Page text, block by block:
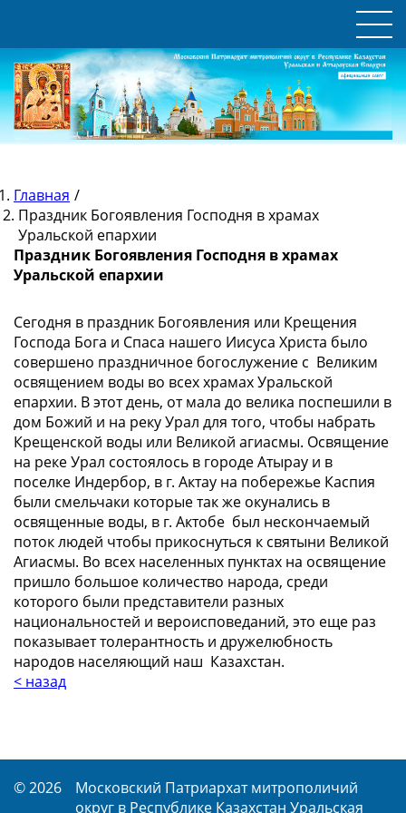
Главная /
Праздник Богоявления Господня в храмах
Уральской епархии
Праздник Богоявления Господня в храмах
Уральской епархии
Сегодня в праздник Богоявления или Крещения
Господа Бога и Спаса нашего Иисуса Христа было
совершено праздничное богослужение с Великим
освящением воды во всех храмах Уральской
епархии. В этот день, от мала до велика поспешили в
дом Божий и на реку Урал для того, чтобы набрать
Крещенской воды или Великой агиасмы. Освящение
на реке Урал состоялось в городе Атырау и в
поселке Индербор, в г. Актау на побережье Каспия
были смельчаки которые так же окунались в
освященные воды, в г. Актобе был нескончаемый
поток людей чтобы прикоснуться к святыни Великой
Агиасмы. Во всех населенных пунктах на освящение
пришло большое количество народа, среди
которого были представители разных
национальностей и вероисповеданий, это еще раз
показывает толерантность и дружелюбность
народов населяющий наш Казахстан.
< назад
© 2026
Московский Патриархат митрополичий
округ в Республике Казахстан Уральская